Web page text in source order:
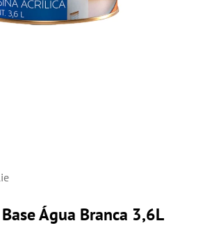
Água Branca 3,6L